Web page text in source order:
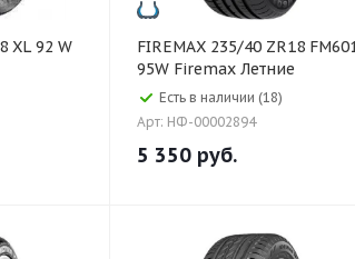
FIREMAX 235/40 ZR18 FM601
95W Firemax Летние
Есть в наличии (18)
Арт: НФ-00002894
5 350 руб.